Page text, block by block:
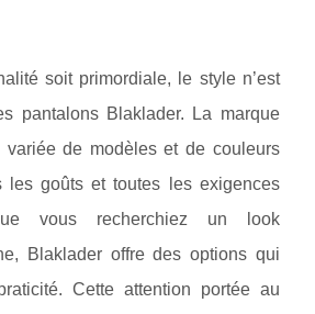
soit primordiale, le style n’est
pantalons Blaklader. La marque
variée de modèles et de couleurs
les goûts et toutes les exigences
vous recherchiez un look
Blaklader offre des options qui
Cette attention portée au